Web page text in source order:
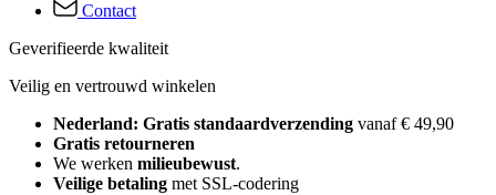
Contact
Geverifieerde kwaliteit
Veilig en vertrouwd winkelen
Nederland: Gratis standaardverzending vanaf € 49,90
Gratis retourneren
We werken milieubewust.
Veilige betaling met SSL-codering